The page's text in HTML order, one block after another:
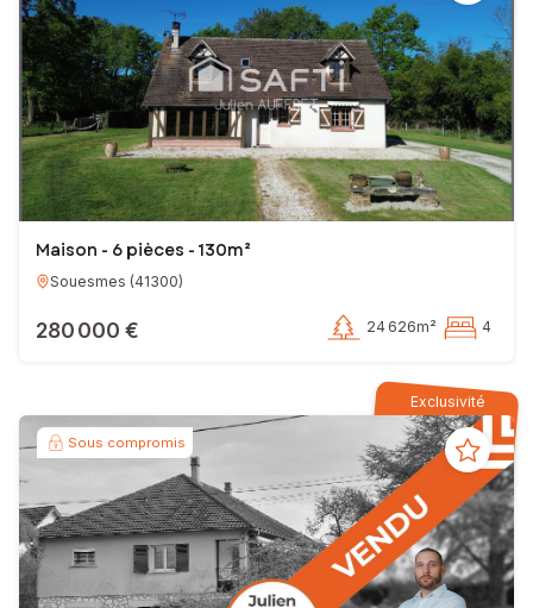
Maison - 6 pièces - 130m²
Souesmes (41300)
280 000 € 24 626m² 4
Exclusivité
Sous compromis